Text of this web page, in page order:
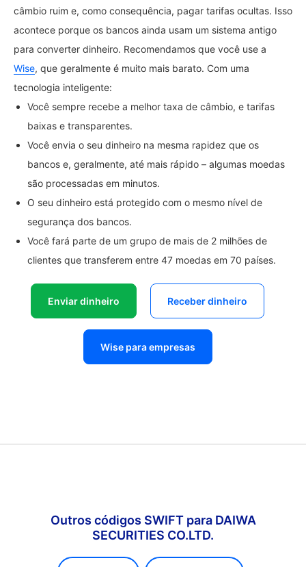
câmbio ruim e, como consequência, pagar tarifas ocultas. Isso
acontece porque os bancos ainda usam um sistema antigo
para converter dinheiro. Recomendamos que você use a
Wise, que geralmente é muito mais barato. Com uma
tecnologia inteligente:
Você sempre recebe a melhor taxa de câmbio, e tarifas
baixas e transparentes.
Você envia o seu dinheiro na mesma rapidez que os
bancos e, geralmente, até mais rápido – algumas moedas
são processadas em minutos.
O seu dinheiro está protegido com o mesmo nível de
segurança dos bancos.
Você fará parte de um grupo de mais de 2 milhões de
clientes que transferem entre 47 moedas em 70 países.
Enviar dinheiro Receber dinheiro
Wise para empresas
Outros códigos SWIFT para DAIWA
SECURITIES CO.LTD.